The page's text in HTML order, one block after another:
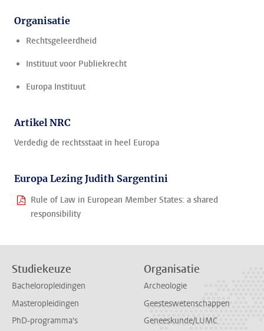
Organisatie
Rechtsgeleerdheid
Instituut voor Publiekrecht
Europa Instituut
Artikel NRC
Verdedig de rechtsstaat in heel Europa
Europa Lezing Judith Sargentini
Rule of Law in European Member States: a shared
responsibility
Studiekeuze
Bacheloropleidingen
Masteropleidingen
PhD-programma's
Organisatie
Archeologie
Geesteswetenschappen
Geneeskunde/LUMC